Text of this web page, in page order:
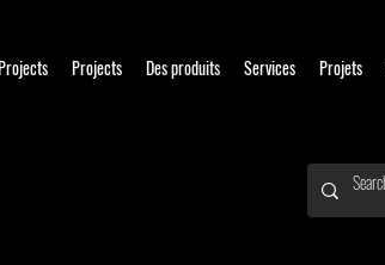
Projects Des produits Services Projets